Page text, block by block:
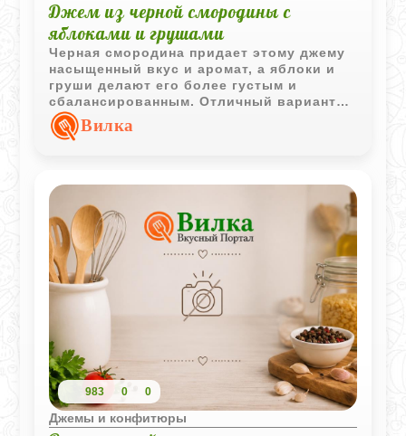
Джем из черной смородины с
яблоками и грушами
Черная смородина придает этому джему
насыщенный вкус и аромат, а яблоки и
груши делают его более густым и
сбалансированным. Отличный вариант
для домашних заготовок и сладкой
выпечки.
Вилка
983 0 0
Джемы и конфитюры